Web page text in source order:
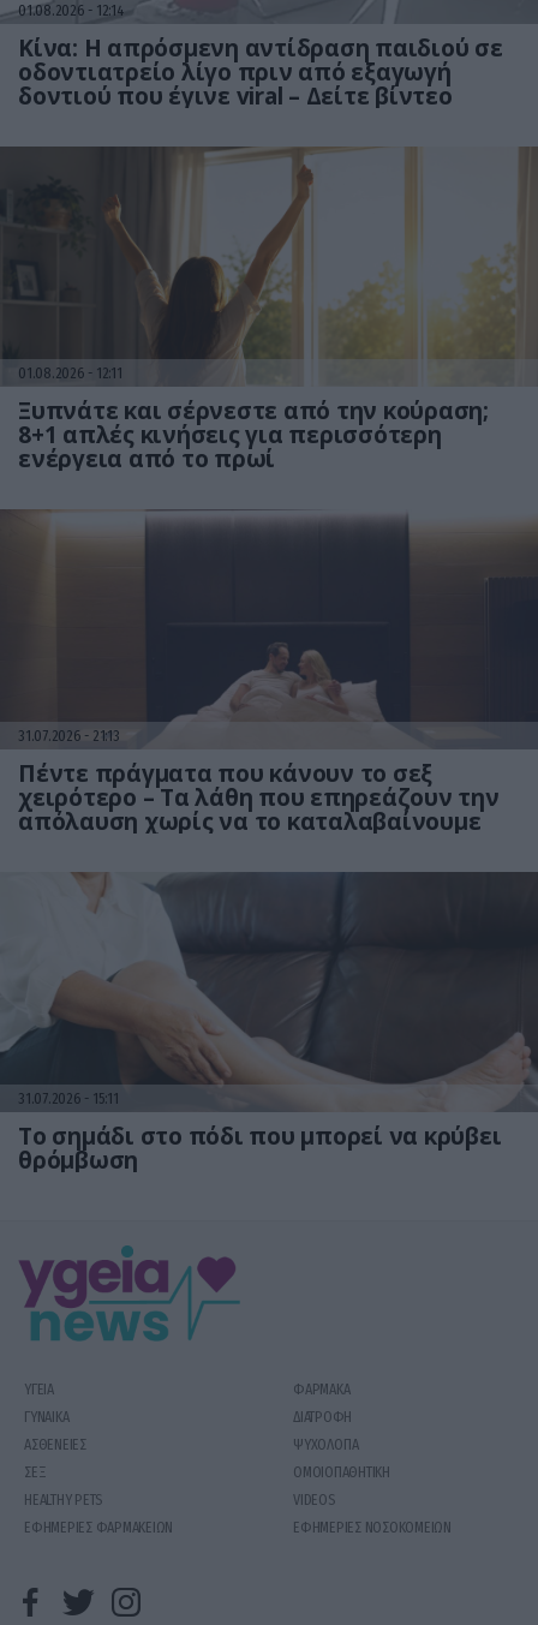
01.08.2026 12:14
Κίνα: Η απρόσμενη αντίδραση παιδιού σε
οδοντιατρείο λίγο πριν από εξαγωγή
δοντιού που έγινε viral – Δείτε βίντεο
01.08.2026 12:11
Ξυπνάτε και σέρνεστε από την κούραση;
8+1 απλές κινήσεις για περισσότερη
ενέργεια από το πρωί
31.07.2026 21:13
Πέντε πράγματα που κάνουν το σεξ
χειρότερο – Τα λάθη που επηρεάζουν την
απόλαυση χωρίς να το καταλαβαίνουμε
31.07.2026 15:11
Το σημάδι στο πόδι που μπορεί να κρύβει
θρόμβωση
ΥΓΕΙΑ
ΦΑΡΜΑΚΑ
ΓΥΝΑΙΚΑ
ΔΙΑΤΡΟΦΗ
ΑΣΘΕΝΕΙΕΣ
ΨΥΧΟΛΟΓΙΑ
ΣΕΞ
ΟΜΟΙΟΠΑΘΗΤΙΚΗ
HEALTHY PETS
VIDEOS
ΕΦΗΜΕΡΙΕΣ ΦΑΡΜΑΚΕΙΩΝ
ΕΦΗΜΕΡΙΕΣ ΝΟΣΟΚΟΜΕΙΩΝ